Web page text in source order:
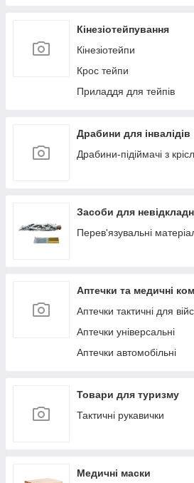
Кінезіотейпування
Кінезіотейпи
Крос тейпи
Приладдя для тейпів
Драбини для інвалідів
Драбини-підіймачі з
Засоби для
Перев'язувальні
Аптечки та медичні
Аптечки тактичні для
Аптечки універсальні
Аптечки автомобільні
Товари для туризму
Тактичні рукавички
Медичні маски